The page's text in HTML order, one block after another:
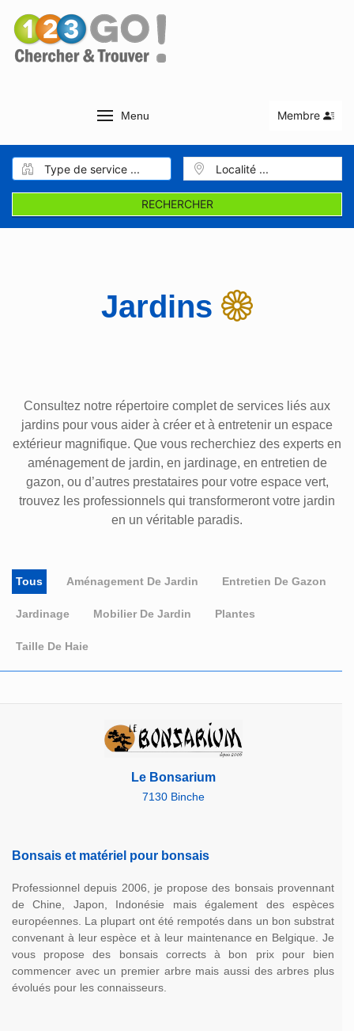
Menu Membre
RECHERCHER
Jardins
Consultez notre répertoire complet de services liés aux
jardins pour vous aider à créer et à entretenir un espace
extérieur magnifique. Que vous recherchiez des experts en
aménagement de jardin, en jardinage, en entretien de
gazon, ou d’autres prestataires pour votre espace vert,
trouvez les professionnels qui transformeront votre jardin
en un véritable paradis.
Tous Aménagement De Jardin Entretien De Gazon
Jardinage Mobilier De Jardin Plantes
Taille De Haie
Le Bonsarium
7130 Binche
Bonsais et matériel pour bonsais
Professionnel depuis 2006, je propose des bonsais provennant
de Chine, Japon, Indonésie mais également des espèces
européennes. La plupart ont été rempotés dans un bon substrat
convenant à leur espèce et à leur maintenance en Belgique. Je
vous propose des bonsais corrects à bon prix pour bien
commencer avec un premier arbre mais aussi des arbres plus
évolués pour les connaisseurs.